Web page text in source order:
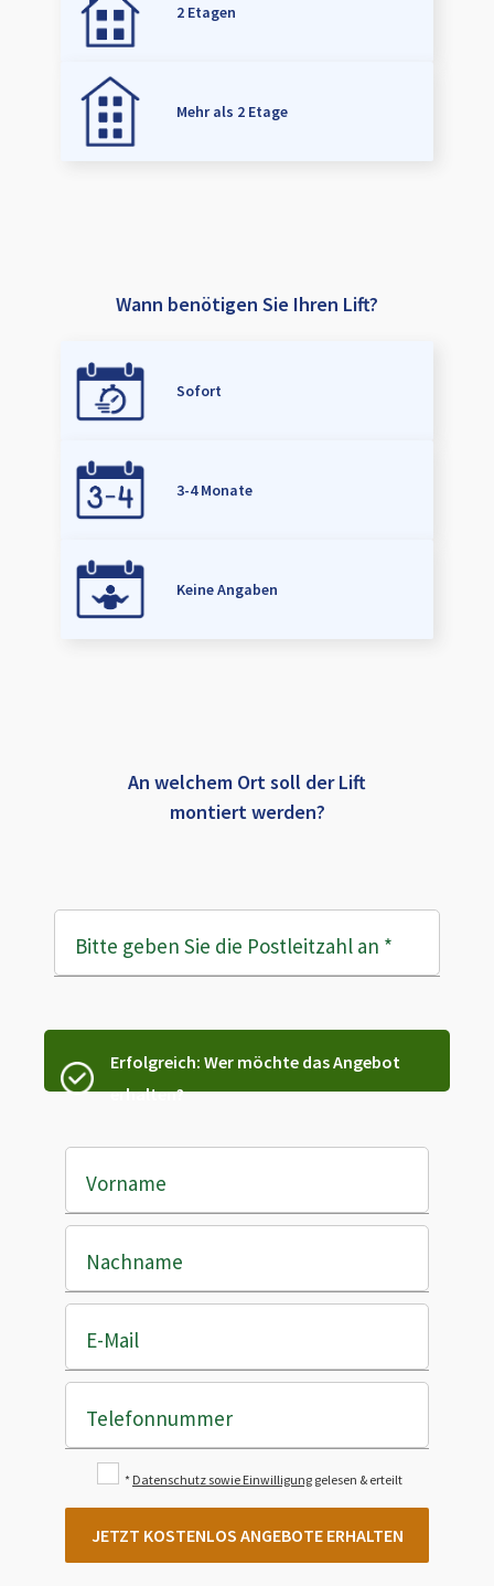
2 Etagen
Mehr als 2 Etage
Wann benötigen Sie Ihren Lift?
Sofort
3-4 Monate
Keine Angaben
An welchem Ort soll der Lift
montiert werden?
Bitte geben Sie die Postleitzahl an *
Erfolgreich: Wer möchte das Angebot
erhalten?
Vorname
Nachname
E-Mail
Telefonnummer
* Datenschutz sowie Einwilligung gelesen & erteilt
JETZT KOSTENLOS ANGEBOTE ERHALTEN